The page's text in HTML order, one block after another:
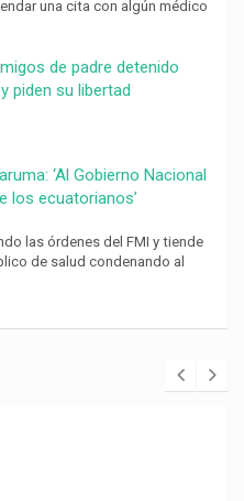
una cita con algún médico
de padre detenido
piden su libertad
‘Al Gobierno Nacional
los ecuatorianos’
las órdenes del FMI y tiende
de salud condenando al